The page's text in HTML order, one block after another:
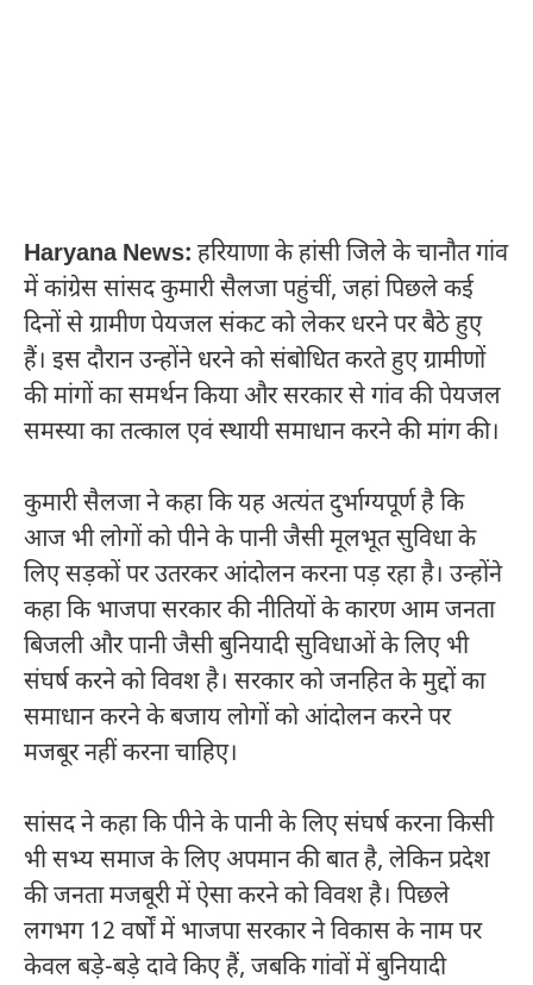
Haryana News: हरियाणा के हांसी जिले के चानौत गांव
में कांग्रेस सांसद कुमारी सैलजा पहुंचीं, जहां पिछले कई
दिनों से ग्रामीण पेयजल संकट को लेकर धरने पर बैठे हुए
हैं। इस दौरान उन्होंने धरने को संबोधित करते हुए ग्रामीणों
की मांगों का समर्थन किया और सरकार से गांव की पेयजल
समस्या का तत्काल एवं स्थायी समाधान करने की मांग की।
कुमारी सैलजा ने कहा कि यह अत्यंत दुर्भाग्यपूर्ण है कि
आज भी लोगों को पीने के पानी जैसी मूलभूत सुविधा के
लिए सड़कों पर उतरकर आंदोलन करना पड़ रहा है। उन्होंने
कहा कि भाजपा सरकार की नीतियों के कारण आम जनता
बिजली और पानी जैसी बुनियादी सुविधाओं के लिए भी
संघर्ष करने को विवश है। सरकार को जनहित के मुद्दों का
समाधान करने के बजाय लोगों को आंदोलन करने पर
मजबूर नहीं करना चाहिए।
सांसद ने कहा कि पीने के पानी के लिए संघर्ष करना किसी
भी सभ्य समाज के लिए अपमान की बात है, लेकिन प्रदेश
की जनता मजबूरी में ऐसा करने को विवश है। पिछले
लगभग 12 वर्षों में भाजपा सरकार ने विकास के नाम पर
केवल बड़े-बड़े दावे किए हैं, जबकि गांवों में बुनियादी